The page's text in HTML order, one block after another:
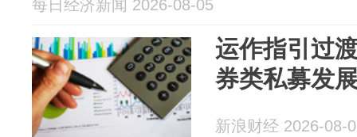
每日经济新闻 2026-08-05
运作指引过
券类私募发
新浪财经 2026-08-